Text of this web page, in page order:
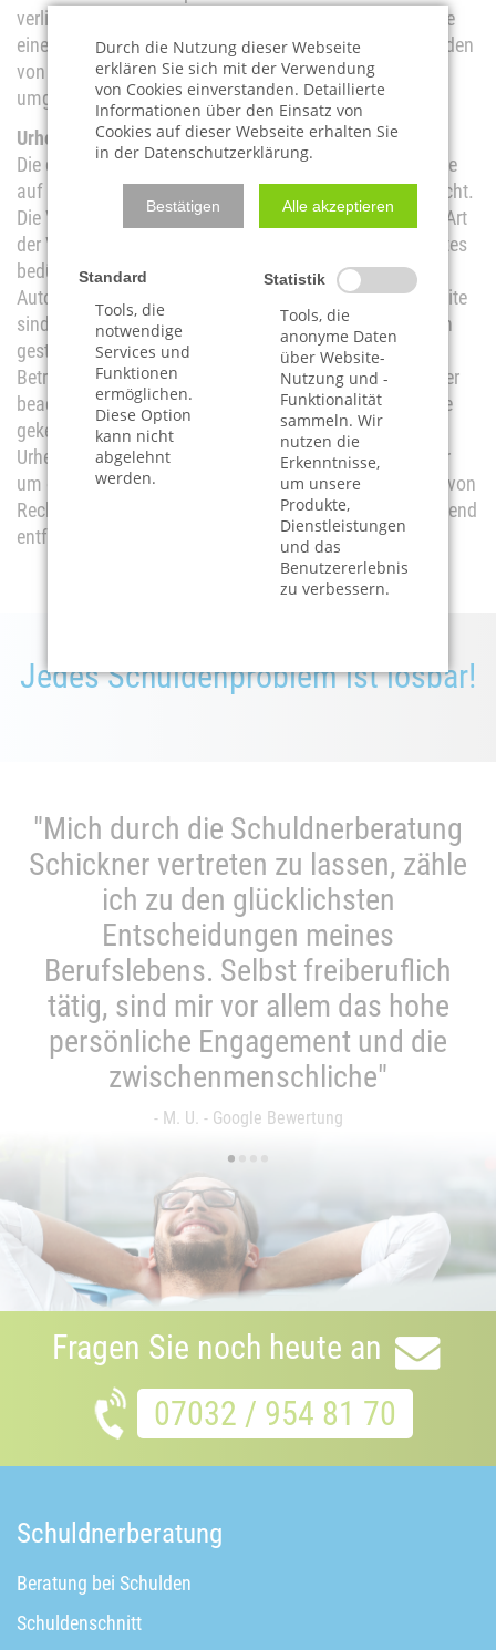
verlinkten Seiten ist jedoch ohne konkrete Anhaltspunkte
einer Rechtsverletzung nicht zumutbar. Bei Bekanntwerden
von Rechtsverletzungen werden wir derartige Links
umgehend entfernen.
Urheberrecht
Die durch die Seitenbetreiber erstellten Inhalte und Werke
auf diesen Seiten unterliegen dem deutschen Urheberrecht.
Die Vervielfältigung, Bearbeitung, Verbreitung und jede Art
der Verwertung außerhalb der Grenzen des Urheberrechtes
bedürfen der schriftlichen Zustimmung des jeweiligen
Autors bzw. Erstellers. Downloads und Kopien dieser Seite
sind nur für den privaten, nicht kommerziellen Gebrauch
gestattet. Soweit die Inhalte auf dieser Seite nicht vom
Betreiber erstellt wurden, werden die Urheberrechte Dritter
beachtet. Insbesondere werden Inhalte Dritter als solche
gekennzeichnet. Sollten Sie trotzdem auf eine
Urheberrechtsverletzung aufmerksam werden, bitten wir
um einen entsprechenden Hinweis. Bei Bekanntwerden von
Rechtsverletzungen werden wir derartige Inhalte umgehend
entfernen.
Jedes Schuldenproblem ist lösbar!
"Mich durch die Schuldnerberatung
Schickner vertreten zu lassen, zähle
ich zu den glücklichsten
Entscheidungen meines
Berufslebens. Selbst freiberuflich
tätig, sind mir vor allem das hohe
persönliche Engagement und die
zwischenmenschliche"
- M. U. - Google Bewertung
••••
Fragen Sie noch heute an
07032 / 954 81 70
Schuldnerberatung
Beratung bei Schulden
Schuldenschnitt
Durch die Nutzung dieser Webseite
erklären Sie sich mit der Verwendung
von Cookies einverstanden. Detaillierte
Informationen über den Einsatz von
Cookies auf dieser Webseite erhalten Sie
in der Datenschutzerklärung.
Bestätigen Alle akzeptieren
Standard
Tools, die
notwendige
Services und
Funktionen
ermöglichen.
Diese Option
kann nicht
abgelehnt
werden.
Statistik
Tools, die
anonyme Daten
über Website-
Nutzung und -
Funktionalität
sammeln. Wir
nutzen die
Erkenntnisse,
um unsere
Produkte,
Dienstleistungen
und das
Benutzererlebnis
zu verbessern.